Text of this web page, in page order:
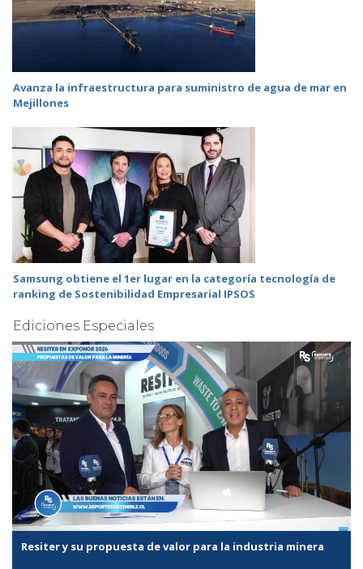
Avanza la infraestructura para suministro de agua de mar en
Mejillones
Samsung obtiene el 1er lugar en la categoría tecnología de
ranking de Sostenibilidad Empresarial IPSOS
Ediciones Especiales
Resiter y su propuesta de valor para la industria minera